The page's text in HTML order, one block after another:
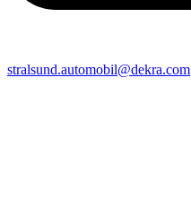
stralsund​.automobil@​dekra.com